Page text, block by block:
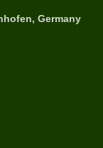
Germany